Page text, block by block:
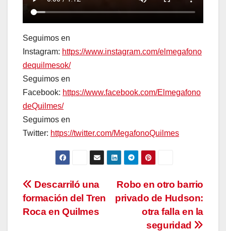
Seguimos en
Instagram: https://www.instagram.com/elmegafono
dequilmesok/
Seguimos en
Facebook: https://www.facebook.com/Elmegafono
deQuilmes/
Seguimos en
Twitter: https://twitter.com/MegafonoQuilmes
Navegación
de
Robo en otro barrio
privado de Hudson:
otra falla en la
seguridad
Descarriló una
formación del Tren
Roca en Quilmes